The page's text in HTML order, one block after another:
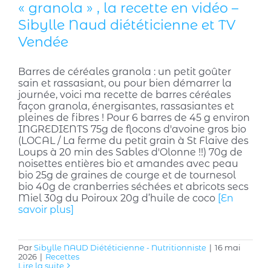
« granola » , la recette en vidéo –
Sibylle Naud diététicienne et TV
Vendée
Barres de céréales granola : un petit goûter
sain et rassasiant, ou pour bien démarrer la
journée, voici ma recette de barres céréales
façon granola, énergisantes, rassasiantes et
pleines de fibres ! Pour 6 barres de 45 g environ
INGREDIENTS 75g de flocons d'avoine gros bio
(LOCAL / La ferme du petit grain à St Flaive des
Loups à 20 min des Sables d'Olonne !!) 70g de
noisettes entières bio et amandes avec peau
bio 25g de graines de courge et de tournesol
bio 40g de cranberries séchées et abricots secs
Miel 30g du Poiroux 20g d’huile de coco [En
savoir plus]
ParSibylle NAUD Diététicienne - Nutritionniste | 16 mai
2026 | Recettes
Lire la suite